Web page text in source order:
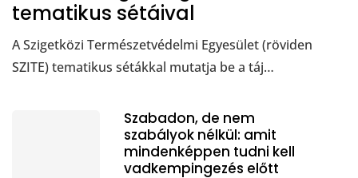
tematikus sétáival
A Szigetközi Természetvédelmi Egyesület (röviden
SZITE) tematikus sétákkal mutatja be a táj…
Szabadon, de nem
szabályok nélkül: amit
mindenképpen tudni kell
vadkempingezés előtt